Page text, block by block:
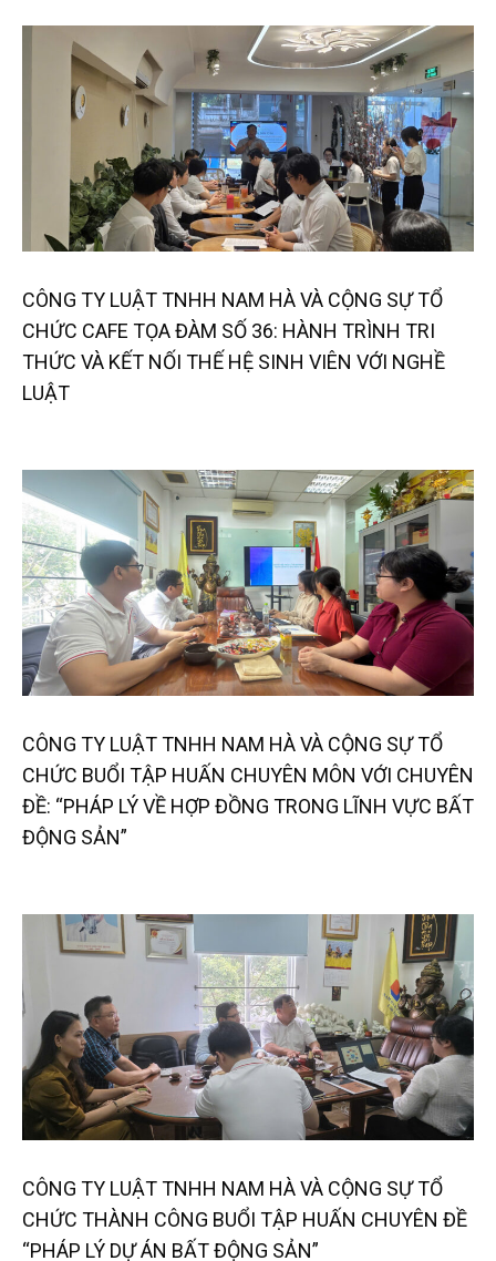
CÔNG TY LUẬT TNHH NAM HÀ VÀ CỘNG SỰ TỔ
CHỨC CAFE TỌA ĐÀM SỐ 36: HÀNH TRÌNH TRI
THỨC VÀ KẾT NỐI THẾ HỆ SINH VIÊN VỚI NGHỀ
LUẬT
CÔNG TY LUẬT TNHH NAM HÀ VÀ CỘNG SỰ TỔ
CHỨC BUỔI TẬP HUẤN CHUYÊN MÔN VỚI CHUYÊN
ĐỀ: “PHÁP LÝ VỀ HỢP ĐỒNG TRONG LĨNH VỰC BẤT
ĐỘNG SẢN”
CÔNG TY LUẬT TNHH NAM HÀ VÀ CỘNG SỰ TỔ
CHỨC THÀNH CÔNG BUỔI TẬP HUẤN CHUYÊN ĐỀ
“PHÁP LÝ DỰ ÁN BẤT ĐỘNG SẢN”